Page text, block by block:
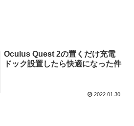
Oculus Quest 2の置くだけ充電
ドック設置したら快適になった件
2022.01.30